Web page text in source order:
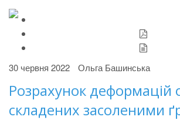
30 червня 2022 Ольга Башинська
Розрахунок деформацій
складених засоленими